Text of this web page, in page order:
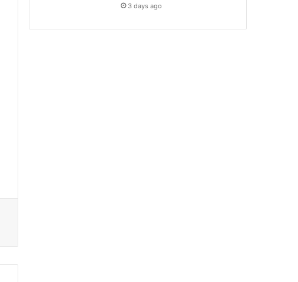
3 days ago